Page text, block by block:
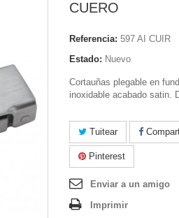
CUERO
Referencia: 597 AI CUIR
Estado: Nuevo
Cortauñas plegable en
inoxidable acabado satin.
Tuitear
Pinterest
Enviar a un amigo
Imprimir